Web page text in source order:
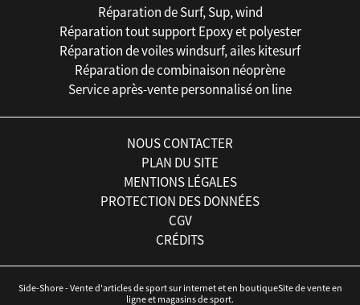
Réparation de Surf, Sup, wind
Réparation tout support Epoxy et polyester
Réparation de voiles windsurf, ailes kitesurf
Réparation de combinaison néoprène
Service après-vente personnalisé on line
NOUS CONTACTER
PLAN DU SITE
MENTIONS LÉGALES
PROTECTION DES DONNÉES
CGV
CRÉDITS
Side-Shore - Vente d'articles de sport sur internet et en boutiqueSite de vente en
ligne et magasins de sport.